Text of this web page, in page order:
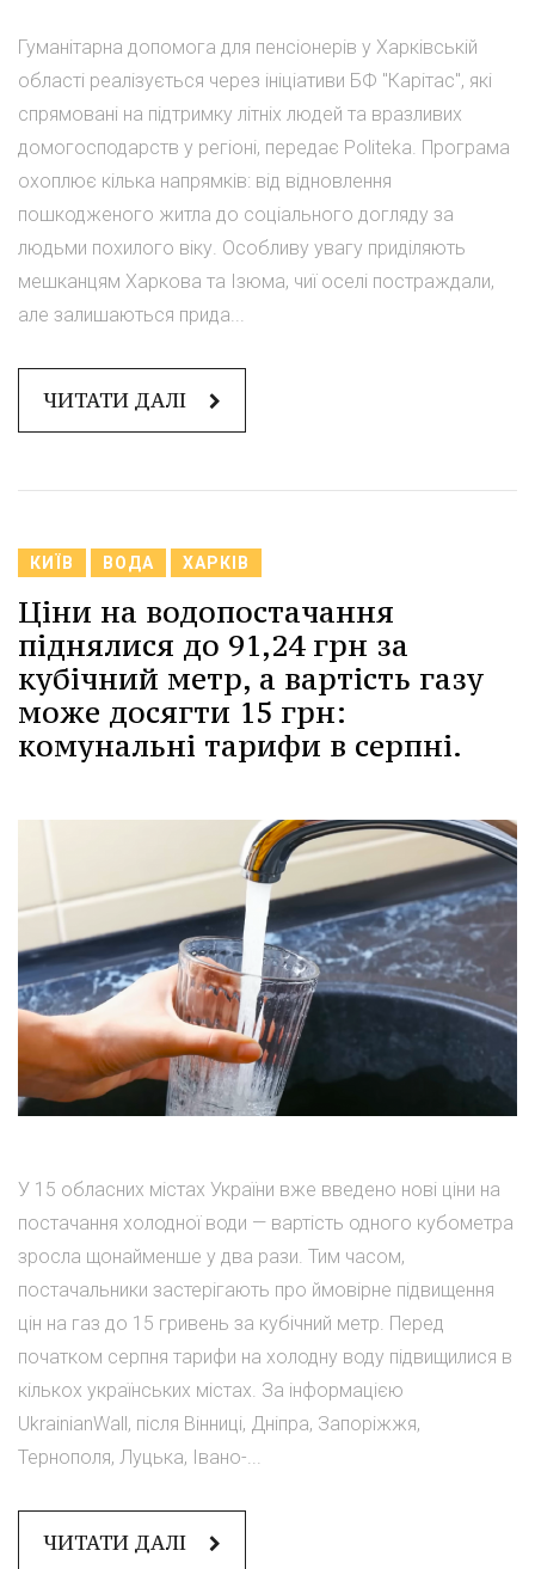
Гуманітарна допомога для пенсіонерів у Харківській
області реалізується через ініціативи БФ "Карітас", які
спрямовані на підтримку літніх людей та вразливих
домогосподарств у регіоні, передає Politeka. Програма
охоплює кілька напрямків: від відновлення
пошкодженого житла до соціального догляду за
людьми похилого віку. Особливу увагу приділяють
мешканцям Харкова та Ізюма, чиї оселі постраждали,
але залишаються прида...
ЧИТАТИ ДАЛІ
КИЇВ ВОДА ХАРКІВ
Ціни на водопостачання
піднялися до 91,24 грн за
кубічний метр, а вартість газу
може досягти 15 грн:
комунальні тарифи в серпні.
У 15 обласних містах України вже введено нові ціни на
постачання холодної води — вартість одного кубометра
зросла щонайменше у два рази. Тим часом,
постачальники застерігають про ймовірне підвищення
цін на газ до 15 гривень за кубічний метр. Перед
початком серпня тарифи на холодну воду підвищилися в
кількох українських містах. За інформацією
UkrainianWall, після Вінниці, Дніпра, Запоріжжя,
Тернополя, Луцька, Івано-...
ЧИТАТИ ДАЛІ